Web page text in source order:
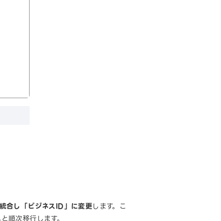
し「ビジネスID」に変更します。こ
次移行します。